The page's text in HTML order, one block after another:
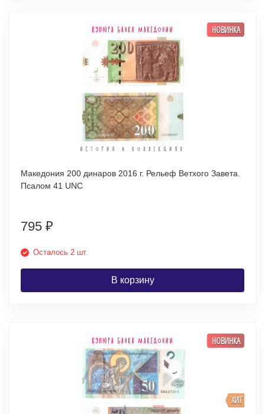
НОВИНКА
Македония 200 динаров 2016 г. Рельеф Ветхого Завета.
Псалом 41 UNC
795 ₽
Осталось 2 шт.
В корзину
ХИТ
НОВИНКА